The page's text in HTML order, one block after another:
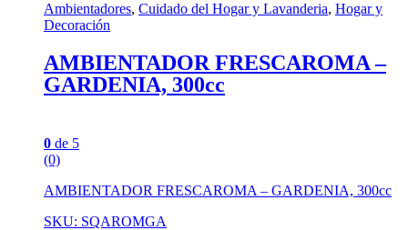
Ambientadores, Cuidado del Hogar y Lavanderia, Hogar y
Decoración
AMBIENTADOR FRESCAROMA –
GARDENIA, 300cc
0 de 5
(0)
AMBIENTADOR FRESCAROMA – GARDENIA, 300cc
SKU: SQAROMGA